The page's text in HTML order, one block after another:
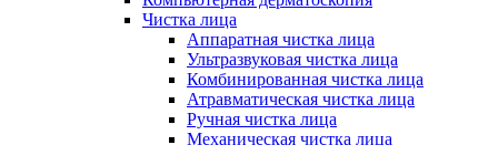
Чистка лица
Аппаратная чистка лица
Ультразвуковая чистка лица
Комбинированная чистка лица
Атравматическая чистка лица
Ручная чистка лица
Механическая чистка лица